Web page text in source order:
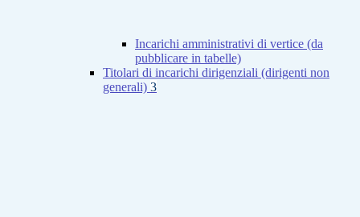
Incarichi amministrativi di vertice (da
pubblicare in tabelle)
Titolari di incarichi dirigenziali (dirigenti non
generali) 3